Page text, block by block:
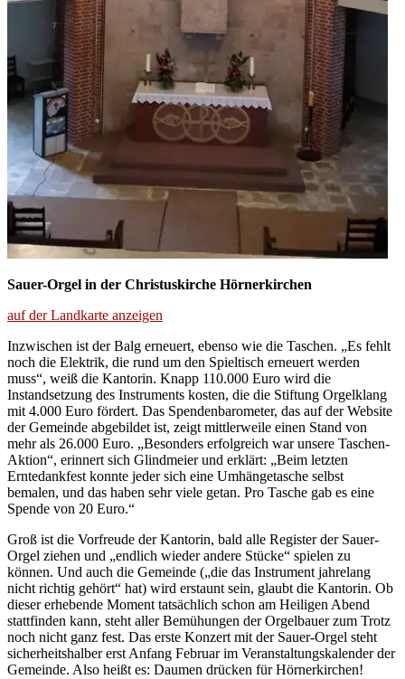
Sauer-Orgel in der Christuskirche Hörnerkirchen
auf der Landkarte anzeigen
Inzwischen ist der Balg erneuert, ebenso wie die Taschen. „Es fehlt
noch die Elektrik, die rund um den Spieltisch erneuert werden
muss“, weiß die Kantorin. Knapp 110.000 Euro wird die
Instandsetzung des Instruments kosten, die die Stiftung Orgelklang
mit 4.000 Euro fördert. Das Spendenbarometer, das auf der Website
der Gemeinde abgebildet ist, zeigt mittlerweile einen Stand von
mehr als 26.000 Euro. „Besonders erfolgreich war unsere Taschen-
Aktion“, erinnert sich Glindmeier und erklärt: „Beim letzten
Erntedankfest konnte jeder sich eine Umhängetasche selbst
bemalen, und das haben sehr viele getan. Pro Tasche gab es eine
Spende von 20 Euro.“
Groß ist die Vorfreude der Kantorin, bald alle Register der Sauer-
Orgel ziehen und „endlich wieder andere Stücke“ spielen zu
können. Und auch die Gemeinde („die das Instrument jahrelang
nicht richtig gehört“ hat) wird erstaunt sein, glaubt die Kantorin. Ob
dieser erhebende Moment tatsächlich schon am Heiligen Abend
stattfinden kann, steht aller Bemühungen der Orgelbauer zum Trotz
noch nicht ganz fest. Das erste Konzert mit der Sauer-Orgel steht
sicherheitshalber erst Anfang Februar im Veranstaltungskalender der
Gemeinde. Also heißt es: Daumen drücken für Hörnerkirchen!